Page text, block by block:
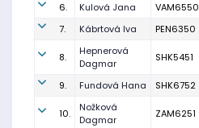
6. Kulová Jana VAM6550
7.
Kábrtová Iva PEN6350
8.
Hepnerová
Dagmar
SHK5451
9. Fundová Hana SHK6752
10.
Nožková
Dagmar
ZAM6251